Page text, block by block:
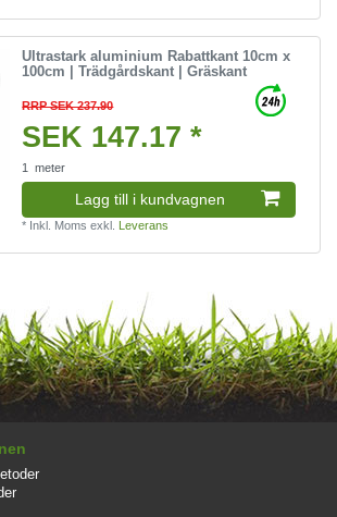
Ultrastark aluminium Rabattkant 10cm x
100cm | Trädgårdskant | Gräskant
RRP SEK 237.90
SEK 147.17 *
1 meter
Lagg till i kundvagnen
* Inkl. Moms exkl. Leverans